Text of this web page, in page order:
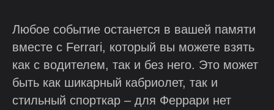
Любое событие останется в вашей памяти
вместе с Ferrari, который вы можете взять
как с водителем, так и без него. Это может
быть как шикарный кабриолет, так и
стильный спорткар – для Феррари нет